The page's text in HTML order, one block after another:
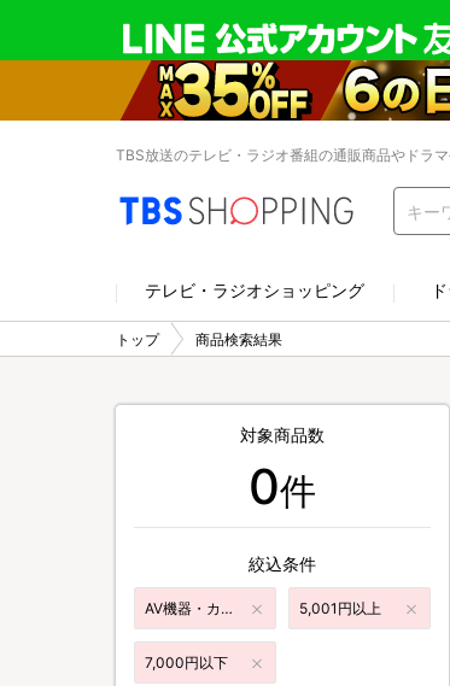
TBS放送のテレビ・ラジオ番組の通販商品やドラ
テレビ・ラジオショッピング
トップ 商品検索結果
対象商品数
0件
絞込条件
AV機器・カメラ・パソコン 5,001円以上
7,000円以下